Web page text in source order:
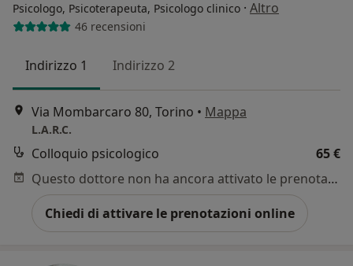
Psicologo, Psicoterapeuta, Psicologo clinico · Altro
46 recensioni
Indirizzo 1 Indirizzo 2
Via Mombarcaro 80, Torino • Mappa
L.A.R.C.
Colloquio psicologico
65 €
Questo dottore non ha ancora attivato le prenotazioni online presso questo indirizzo.
Chiedi di attivare le prenotazioni online